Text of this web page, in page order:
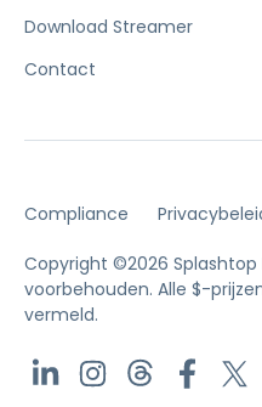
Download Streamer
Contact
Compliance
Copyright ©2026 Splashtop
voorbehouden. Alle $-
vermeld.